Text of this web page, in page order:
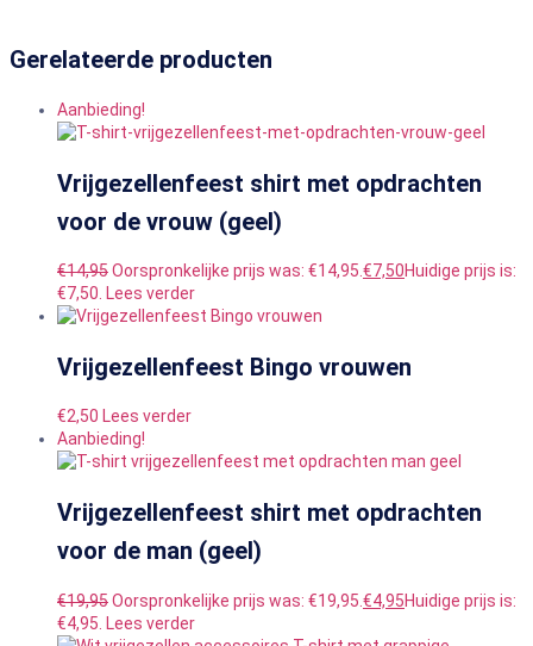
Gerelateerde producten
Aanbieding!
Vrijgezellenfeest shirt met opdrachten
voor de vrouw (geel)
€14,95Oorspronkelijke prijs was: €14,95. €7,50Huidige prijs is:
€7,50. Lees verder
Vrijgezellenfeest Bingo vrouwen
€2,50 Lees verder
Aanbieding!
Vrijgezellenfeest shirt met opdrachten
voor de man (geel)
€19,95Oorspronkelijke prijs was: €19,95. €4,95Huidige prijs is:
€4,95. Lees verder